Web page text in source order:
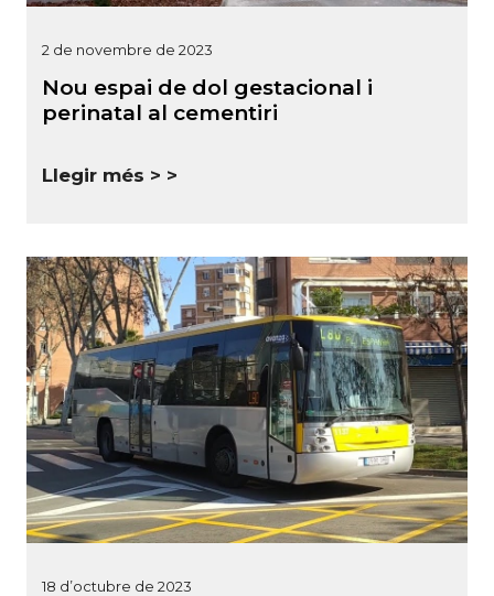
2 de novembre de 2023
Nou espai de dol gestacional i
perinatal al cementiri
Llegir més >
18 d’octubre de 2023